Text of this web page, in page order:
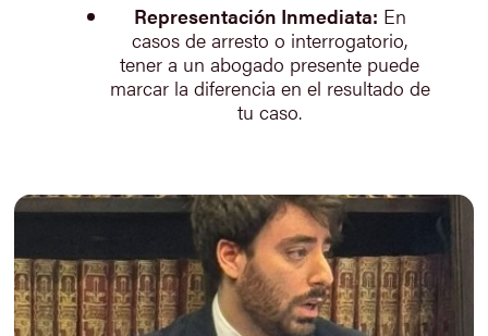
Representación Inmediata: En
casos de arresto o interrogatorio,
tener a un abogado presente puede
marcar la diferencia en el resultado de
tu caso.